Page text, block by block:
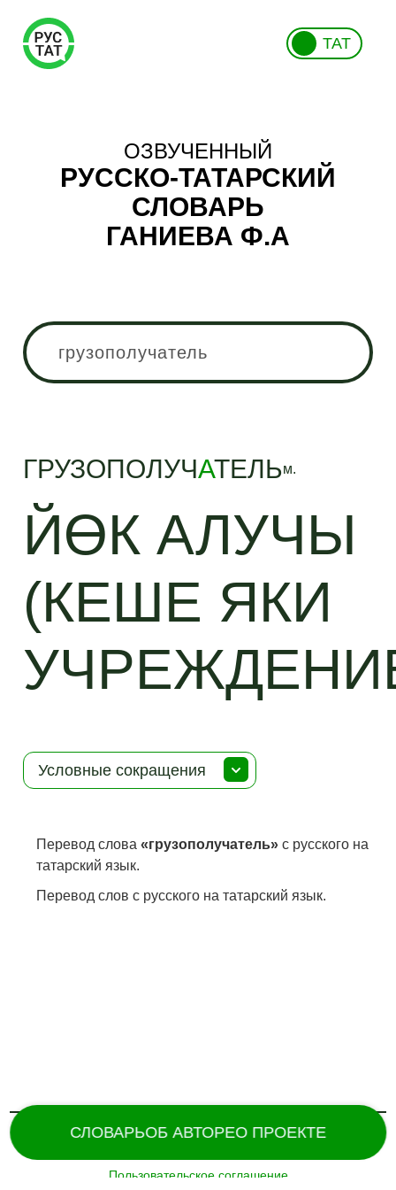
СЛОВАРЬОБ АВТОРЕО ПРОЕКТЕ
ТАТ
ОЗВУЧЕННЫЙ
РУССКО-ТАТАРСКИЙ
СЛОВАРЬ
ГАНИЕВА Ф.А
ГРУЗОПОЛУЧАТЕЛЬм.
ЙӨК АЛУЧЫ
(КЕШЕ ЯКИ
Условные сокращения
Перевод слова«грузополучатель» с русского на
татарский язык.
Перевод слов с русского на татарский язык.
Пользовательское соглашение